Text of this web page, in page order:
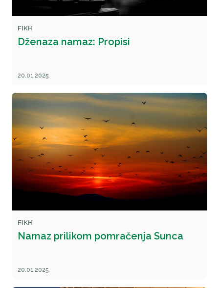
FIKH
Dženaza namaz: Propisi
20.01.2025.
FIKH
Namaz prilikom pomračenja Sunca
20.01.2025.